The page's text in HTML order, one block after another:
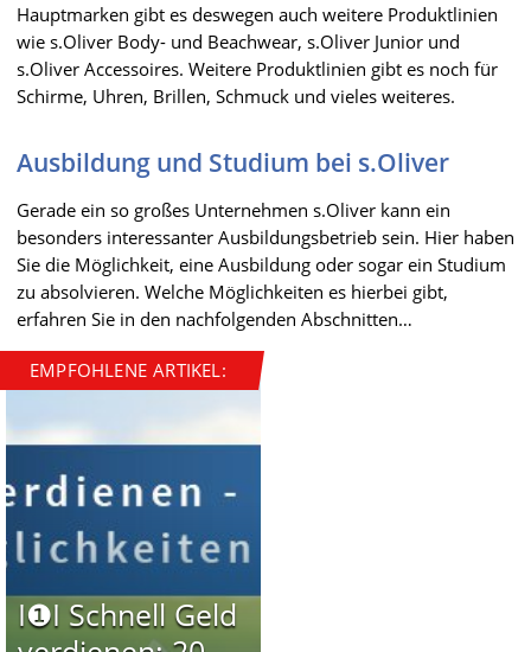
Hauptmarken gibt es deswegen auch weitere Produktlinien
wie s.Oliver Body- und Beachwear, s.Oliver Junior und
s.Oliver Accessoires. Weitere Produktlinien gibt es noch für
Schirme, Uhren, Brillen, Schmuck und vieles weiteres.
Ausbildung und Studium bei s.Oliver
Gerade ein so großes Unternehmen s.Oliver kann ein
besonders interessanter Ausbildungsbetrieb sein. Hier haben
Sie die Möglichkeit, eine Ausbildung oder sogar ein Studium
zu absolvieren. Welche Möglichkeiten es hierbei gibt,
erfahren Sie in den nachfolgenden Abschnitten…
EMPFOHLENE ARTIKEL:
I❶I Schnell Geld